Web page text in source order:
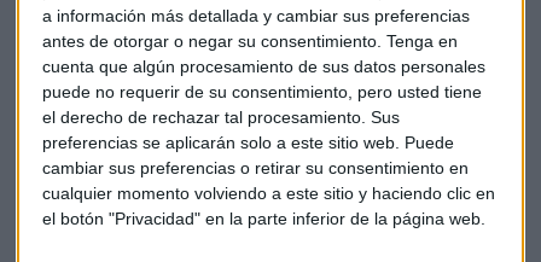
a información más detallada y cambiar sus preferencias
antes de otorgar o negar su consentimiento. Tenga en
cuenta que algún procesamiento de sus datos personales
puede no requerir de su consentimiento, pero usted tiene
el derecho de rechazar tal procesamiento. Sus
preferencias se aplicarán solo a este sitio web. Puede
cambiar sus preferencias o retirar su consentimiento en
cualquier momento volviendo a este sitio y haciendo clic en
el botón "Privacidad" en la parte inferior de la página web.
La inflación en el tequila
La subida de la demanda de tequila impacta en la evolución
de los precios finales que pagamos en Europa. De hecho los
precios del tequila en Europael pasado mes de diciembre
eran un16% superioresa los de hace un año. Pese al
contexto de inflación los precios del whisky aumentaron un
6% y los del vodka un 5%.